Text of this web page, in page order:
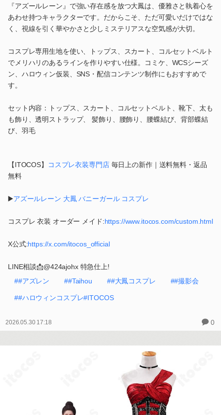
『アズールレーン』で強い存在感を放つ大鳳は、優雅さと執着心を
あわせ持つキャラクターです。だからこそ、ただ可愛いだけではな
く、視線を引く華やかさと少しミステリアスな空気感が大切。
コスプレ専用生地を使い、トップス、スカート、コルセットベルト
でメリハリのあるラインを作りやすい仕様。コミケ、WCSシーズ
ン、ハロウィン仮装、SNS・配信コンテンツ制作にもおすすめで
す。
セット内容：トップス、スカート、コルセットベルト、靴下、太も
も飾り、透明ストラップ、 髪飾り、腰飾り、腰蝶結び、背部蝶結
び、羽毛
【ITOCOS】 コスプレ衣装専門店毎日上の新作｜送料無料・返品
無料
▶️アズールレーン 大鳳 バニーガール コスプレ
コスプレ 衣装 オーダー メイド:https://www.itocos.com/custom.html
X公式:https://x.com/itocos_official
LINE相談📩@424ajohx 特急仕上!
##アズレン
##Taihou ##大鳳コスプレ ##撮影会
##ハロウィンコスプレ#ITOCOS
2026.05.30 17:18 0